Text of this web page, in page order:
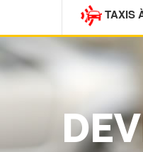
TAXIS